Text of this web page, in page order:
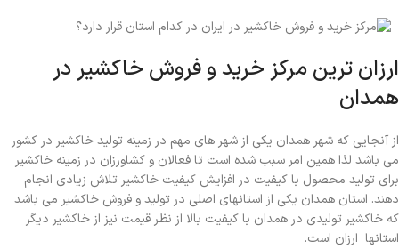
ارزان ترین مرکز خرید و فروش خاکشیر در
همدان
از آنجایی که شهر همدان یکی از شهر های مهم در زمینه تولید خاکشیر در کشور
می باشد لذا همین امر سبب شده است تا فعالان و کشاورزان در زمینه خاکشیر
برای تولید محصول با کیفیت در افزایش کیفیت خاکشیر تلاش زیادی انجام
دهند. استان همدان یکی از استانهای اصلی در تولید و فروش خاکشیر می باشد
که خاکشیر تولیدی در همدان با کیفیت بالا از نظر قیمت نیز از خاکشیر دیگر
استانها ارزان است.